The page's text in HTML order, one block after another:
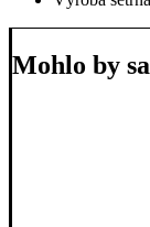
Mohlo by